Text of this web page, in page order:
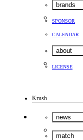
brands
SPONSOR
CALENDAR
about
LICENSE
Krush
news
match